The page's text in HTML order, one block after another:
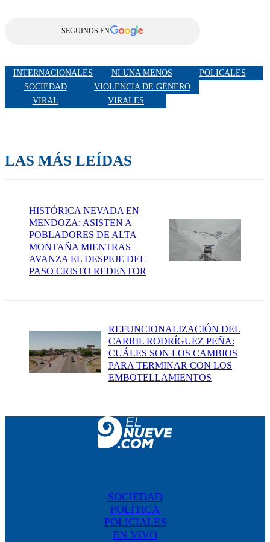
SEGUINOS EN
INTERNACIONALES NI UNA MENOS
POLICALES
SOCIEDAD
VIOLENCIA DE GÉNERO
VIRAL
VIRALES
LAS MÁS LEÍDAS
HISTÓRICA NEVADA EN
MENDOZA: ASISTEN A
POBLADORES DE ALTA
MONTAÑA MIENTRAS
AVANZA EL DESPEJE DEL
PASO CRISTO REDENTOR
REFUNCIONALIZACIÓN DEL
CARRIL RODRÍGUEZ PEÑA:
CUÁLES SON LOS CAMBIOS
PARA TERMINAR CON LOS
EMBOTELLAMIENTOS
SOCIEDAD
POLÍTICA
POLICIALES
EN VIVO